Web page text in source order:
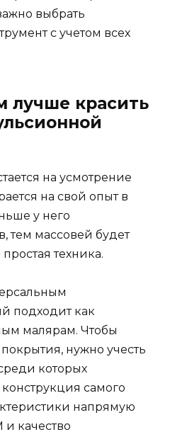
выбрать
с учетом всех
лучше красить
на усмотрение
на свой опыт в
у него
тем массовей будет
техника.
подходит как
малярам. Чтобы
нужно учесть
которых
самого
напрямую
качество